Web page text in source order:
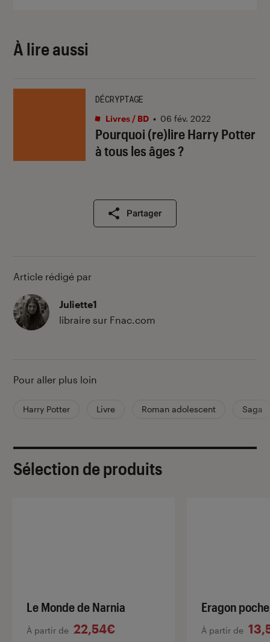
À lire aussi
Pourquoi (re)lire Harry Potter
à tous les âges ?
DÉCRYPTAGE
Livres / BD • 06 fév. 2022
Partager
Article rédigé par
Juliette1
libraire sur Fnac.com
Pour aller plus loin
Harry Potter Livre Roman adolescent Saga
Sélection de produits
Le Monde de Narnia
À partir de 22,54€
Eragon
À partir de